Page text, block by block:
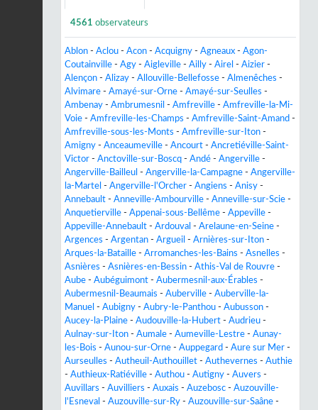
4561 observateurs
Ablon - Aclou - Acon - Acquigny - Agneaux - Agon-
Coutainville - Agy - Aigleville - Ailly - Airel - Aizier -
Alençon - Alizay - Allouville-Bellefosse - Almenêches -
Alvimare - Amayé-sur-Orne - Amayé-sur-Seulles -
Ambenay - Ambrumesnil - Amfreville - Amfreville-la-Mi-
Voie - Amfreville-les-Champs - Amfreville-Saint-Amand -
Amfreville-sous-les-Monts - Amfreville-sur-Iton -
Amigny - Anceaumeville - Ancourt - Ancretiéville-Saint-
Victor - Anctoville-sur-Boscq - Andé - Angerville -
Angerville-Bailleul - Angerville-la-Campagne - Angerville-
la-Martel - Angerville-l'Orcher - Angiens - Anisy -
Annebault - Anneville-Ambourville - Anneville-sur-Scie -
Anquetierville - Appenai-sous-Bellême - Appeville -
Appeville-Annebault - Ardouval - Arelaune-en-Seine -
Argences - Argentan - Argueil - Arnières-sur-Iton -
Arques-la-Bataille - Arromanches-les-Bains - Asnelles -
Asnières - Asnières-en-Bessin - Athis-Val de Rouvre -
Aube - Aubéguimont - Aubermesnil-aux-Érables -
Aubermesnil-Beaumais - Auberville - Auberville-la-
Manuel - Aubigny - Aubry-le-Panthou - Aubusson -
Aucey-la-Plaine - Audouville-la-Hubert - Audrieu -
Aulnay-sur-Iton - Aumale - Aumeville-Lestre - Aunay-
les-Bois - Aunou-sur-Orne - Auppegard - Aure sur Mer -
Aurseulles - Autheuil-Authouillet - Authevernes - Authie
- Authieux-Ratiéville - Authou - Autigny - Auvers -
Auvillars - Auvilliers - Auxais - Auzebosc - Auzouville-
l'Esneval - Auzouville-sur-Ry - Auzouville-sur-Saâne -